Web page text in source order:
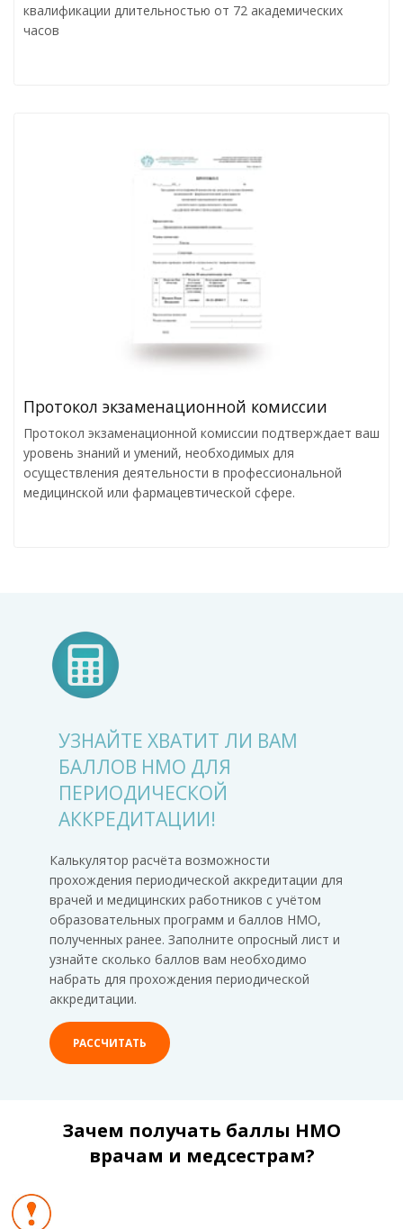
квалификации длительностью от 72 академических
часов
Протокол экзаменационной комиссии
Протокол экзаменационной комиссии подтверждает ваш
уровень знаний и умений, необходимых для
осуществления деятельности в профессиональной
медицинской или фармацевтической сфере.
УЗНАЙТЕ ХВАТИТ ЛИ ВАМ
БАЛЛОВ НМО ДЛЯ
ПЕРИОДИЧЕСКОЙ
АККРЕДИТАЦИИ!
Калькулятор расчёта возможности
прохождения периодической аккредитации для
врачей и медицинских работников с учётом
образовательных программ и баллов НМО,
полученных ранее. Заполните опросный лист и
узнайте сколько баллов вам необходимо
набрать для прохождения периодической
аккредитации.
РАССЧИТАТЬ
Зачем получать баллы НМО
врачам и медсестрам?